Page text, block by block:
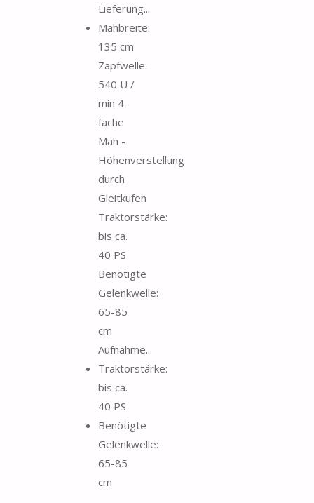
Lieferung...
Mähbreite:
135 cm
Zapfwelle:
540 U /
min 4
fache
Mäh -
Höhenverstellung
durch
Gleitkufen
Traktorstärke:
bis ca.
40 PS
Benötigte
Gelenkwelle:
65-85
cm
Aufnahme...
Traktorstärke:
bis ca.
40 PS
Benötigte
Gelenkwelle:
65-85
cm